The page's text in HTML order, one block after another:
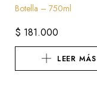
Botella – 750ml
$ 181.000
LEER MÁS